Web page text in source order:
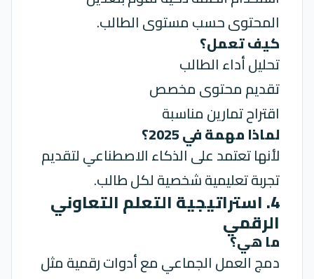
المحتوى حسب مستوى الطالب.
كيف تعمل؟
تحليل أداء الطالب
تقديم محتوى مخصص
اقتراح تمارين مناسبة
لماذا مهمة في 2025؟
لأنها تعتمد على الذكاء الاصطناعي لتقديم
تجربة تعليمية شخصية لكل طالب.
4. استراتيجية التعلم التعاوني
الرقمي
ما هي؟
دمج العمل الجماعي مع أدوات رقمية مثل